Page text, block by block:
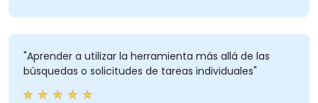
"Aprender a utilizar la herramienta más allá de las
búsquedas o solicitudes de tareas individuales"